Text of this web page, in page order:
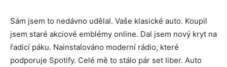
Sám jsem to nedávno udělal. Vaše klasické auto. Koupil
jsem staré akciové emblémy online. Dal jsem nový kryt na
řadicí páku. Nainstalováno moderní rádio, které
podporuje Spotify. Celé mě to stálo pár set liber. Auto